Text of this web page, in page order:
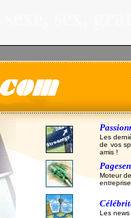
Les
de vos
amis !
Moteur
Les